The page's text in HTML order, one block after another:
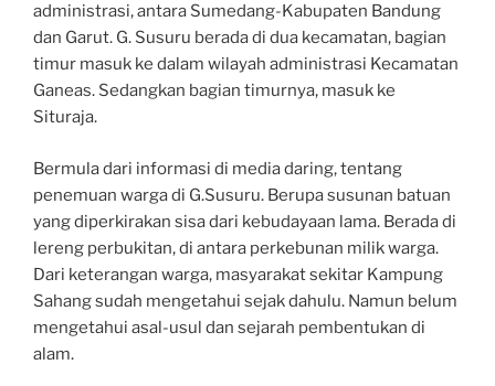
administrasi, antara Sumedang-Kabupaten Bandung
dan Garut. G. Susuru berada di dua kecamatan, bagian
timur masuk ke dalam wilayah administrasi Kecamatan
Ganeas. Sedangkan bagian timurnya, masuk ke
Situraja.
Bermula dari informasi di media daring, tentang
penemuan warga di G.Susuru. Berupa susunan batuan
yang diperkirakan sisa dari kebudayaan lama. Berada di
lereng perbukitan, di antara perkebunan milik warga.
Dari keterangan warga, masyarakat sekitar Kampung
Sahang sudah mengetahui sejak dahulu. Namun belum
mengetahui asal-usul dan sejarah pembentukan di
alam.